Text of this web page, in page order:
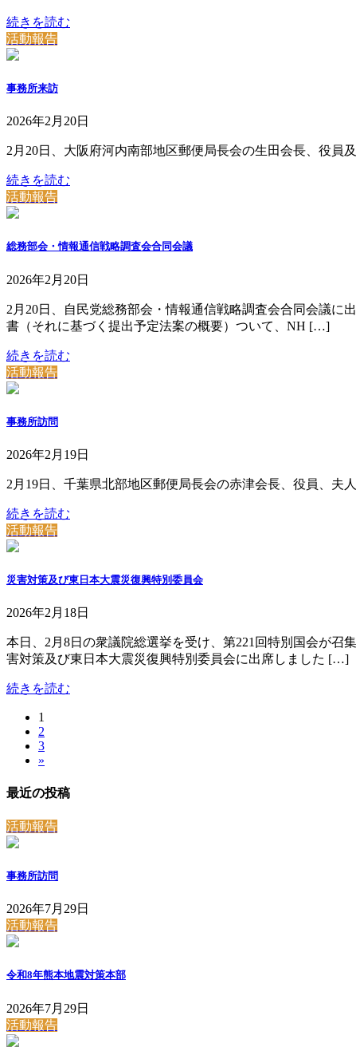
続きを読む
活動報告
事務所来訪
2026年2月20日
2月20日、大阪府河内南部地区郵便局長会の生田会長、役員
続きを読む
活動報告
総務部会・情報通信戦略調査会合同会議
2026年2月20日
2月20日、自民党総務部会・情報通信戦略調査会合同会議に
書（それに基づく提出予定法案の概要）ついて、NH […]
続きを読む
活動報告
事務所訪問
2026年2月19日
2月19日、千葉県北部地区郵便局長会の赤津会長、役員、夫
続きを読む
活動報告
災害対策及び東日本大震災復興特別委員会
2026年2月18日
本日、2月8日の衆議院総選挙を受け、第221回特別国会が
害対策及び東日本大震災復興特別委員会に出席しました […]
続きを読む
ペ
ー
ジ
送
り
固
定
ペ
ー
ジ
1
固
定
ペ
ジ
2
固
定
ー
3
»
最近の投稿
活動報告
事務所訪問
2026年7月29日
活動報告
令和8年熊本地震対策本部
2026年7月29日
活動報告